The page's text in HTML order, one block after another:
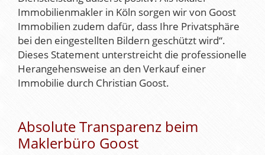
Immobilienmakler in Köln sorgen wir von Goost
Immobilien zudem dafür, dass Ihre Privatsphäre
bei den eingestellten Bildern geschützt wird“.
Dieses Statement unterstreicht die professionelle
Herangehensweise an den Verkauf einer
Immobilie durch Christian Goost.
Absolute Transparenz beim
Maklerbüro Goost